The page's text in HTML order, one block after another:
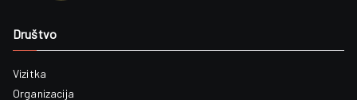
Društvo
Vizitka
Organizacija